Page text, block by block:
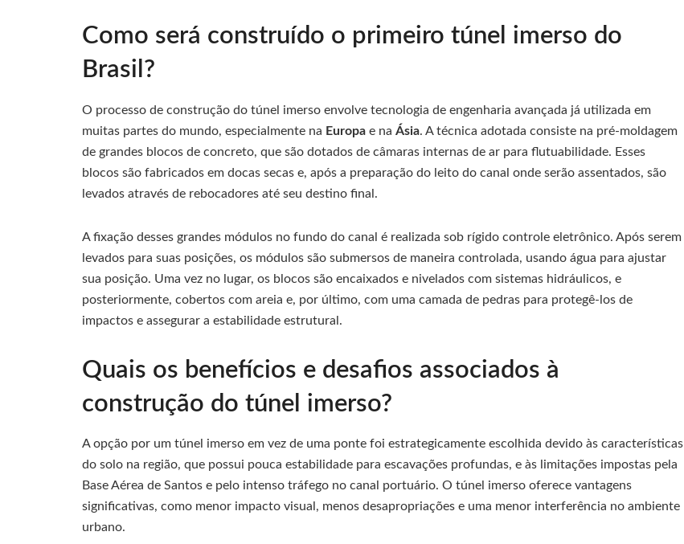
Como será construído o primeiro túnel imerso do
Brasil?
O processo de construção do túnel imerso envolve tecnologia de engenharia avançada já utilizada em
muitas partes do mundo, especialmente na Europa e na Ásia. A técnica adotada consiste na pré-moldagem
de grandes blocos de concreto, que são dotados de câmaras internas de ar para flutuabilidade. Esses
blocos são fabricados em docas secas e, após a preparação do leito do canal onde serão assentados, são
levados através de rebocadores até seu destino final.
A fixação desses grandes módulos no fundo do canal é realizada sob rígido controle eletrônico. Após serem
levados para suas posições, os módulos são submersos de maneira controlada, usando água para ajustar
sua posição. Uma vez no lugar, os blocos são encaixados e nivelados com sistemas hidráulicos, e
posteriormente, cobertos com areia e, por último, com uma camada de pedras para protegê-los de
impactos e assegurar a estabilidade estrutural.
Quais os benefícios e desafios associados à
construção do túnel imerso?
A opção por um túnel imerso em vez de uma ponte foi estrategicamente escolhida devido às características
do solo na região, que possui pouca estabilidade para escavações profundas, e às limitações impostas pela
Base Aérea de Santos e pelo intenso tráfego no canal portuário. O túnel imerso oferece vantagens
significativas, como menor impacto visual, menos desapropriações e uma menor interferência no ambiente
urbano.